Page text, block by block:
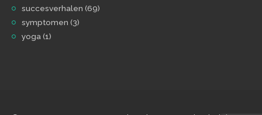
succesverhalen (69)
symptomen (3)
yoga (1)